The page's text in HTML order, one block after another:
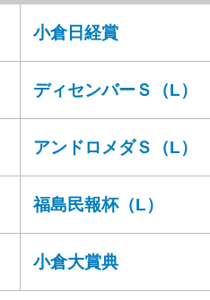
小倉日経賞
ディセンバーＳ（L）
アンドロメダＳ（L）
福島民報杯（L）
小倉大賞典